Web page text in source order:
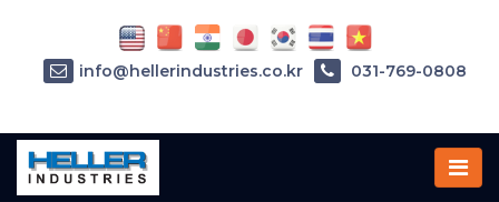
Home»Parts»5315K
info@hellerindustries.co.kr 031-769-0808